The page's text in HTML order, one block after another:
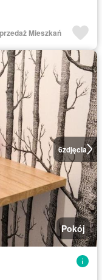
Mieszkań
6zdjęcia
Pokój